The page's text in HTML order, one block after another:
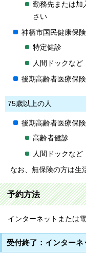
勤務先または加
さい
神栖市国民健康保
特定健診
人間ドックなど
後期高齢者医療保
75歳以上の人
後期高齢者医療保
高齢者健診
人間ドックなど
なお、無保険の方は生
予約方法
インターネットまたは
受付終了：インター